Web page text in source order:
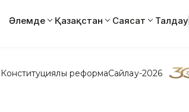
Әлемде Қазақстан Саясат Талдау
Конституциялық реформаСайлау-2026